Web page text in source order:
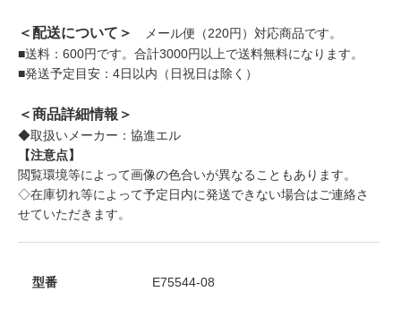
＜配送について＞
メール便（220円）対応商品です。
■送料：600円です。合計3000円以上で送料無料になります。
■発送予定目安：4日以内（日祝日は除く）
＜商品詳細情報＞
◆取扱いメーカー：協進エル
【注意点】
閲覧環境等によって画像の色合いが異なることもあります。
◇在庫切れ等によって予定日内に発送できない場合はご連絡さ
せていただきます。
型番 E75544-08